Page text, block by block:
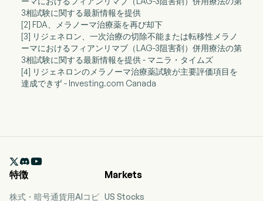
3相試験に関する最新情報を提供
[2] FDA、メラノーマ治療薬を再び却下
[3] リジェネロン、一次治療の切除不能または転移性メラノ
ーマにおけるフィアンリマブ（LAG-3阻害剤）併用療法の第
3相試験に関する最新情報を提供 - マニラ・タイムズ
[4] リジェネロンのメラノーマ治療薬試験が主要評価項目を
達成できず - Investing.com Canada

特徴
株式・暗号通貨用AIコピ
Markets
US Stocks